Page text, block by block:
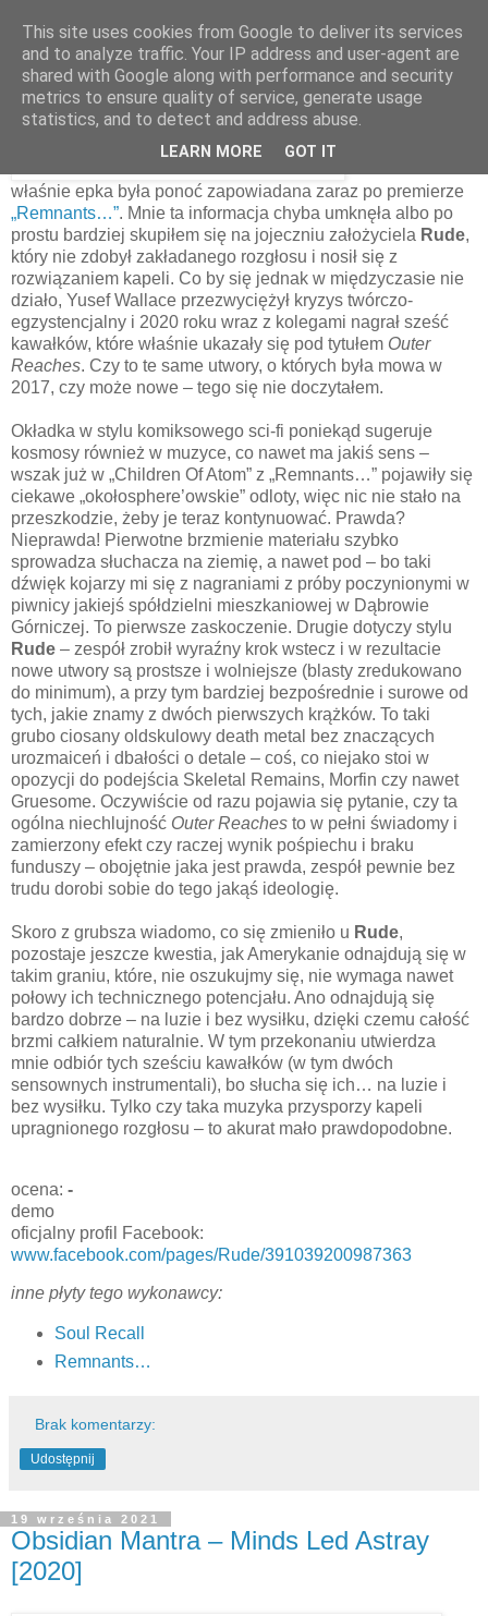
26 września 2021
Rude – Outer Reaches [2021]
właśnie epka była ponoć zapowiadana zaraz po premierze
„Remnants…”. Mnie ta informacja chyba umknęła albo po
prostu bardziej skupiłem się na jojeczniu założyciela Rude,
który nie zdobył zakładanego rozgłosu i nosił się z
rozwiązaniem kapeli. Co by się jednak w międzyczasie nie
działo, Yusef Wallace przezwyciężył kryzys twórczo-
egzystencjalny i 2020 roku wraz z kolegami nagrał sześć
kawałków, które właśnie ukazały się pod tytułem Outer
Reaches. Czy to te same utwory, o których była mowa w
2017, czy może nowe – tego się nie doczytałem.
Okładka w stylu komiksowego sci-fi poniekąd sugeruje
kosmosy również w muzyce, co nawet ma jakiś sens –
wszak już w „Children Of Atom” z „Remnants…” pojawiły się
ciekawe „okołosphere’owskie” odloty, więc nic nie stało na
przeszkodzie, żeby je teraz kontynuować. Prawda?
Nieprawda! Pierwotne brzmienie materiału szybko
sprowadza słuchacza na ziemię, a nawet pod – bo taki
dźwięk kojarzy mi się z nagraniami z próby poczynionymi w
piwnicy jakiejś spółdzielni mieszkaniowej w Dąbrowie
Górniczej. To pierwsze zaskoczenie. Drugie dotyczy stylu
Rude – zespół zrobił wyraźny krok wstecz i w rezultacie
nowe utwory są prostsze i wolniejsze (blasty zredukowano
do minimum), a przy tym bardziej bezpośrednie i surowe od
tych, jakie znamy z dwóch pierwszych krążków. To taki
grubo ciosany oldskulowy death metal bez znaczących
urozmaiceń i dbałości o detale – coś, co niejako stoi w
opozycji do podejścia Skeletal Remains, Morfin czy nawet
Gruesome. Oczywiście od razu pojawia się pytanie, czy ta
ogólna niechlujność Outer Reaches to w pełni świadomy i
zamierzony efekt czy raczej wynik pośpiechu i braku
funduszy – obojętnie jaka jest prawda, zespół pewnie bez
trudu dorobi sobie do tego jakąś ideologię.
Skoro z grubsza wiadomo, co się zmieniło u Rude,
pozostaje jeszcze kwestia, jak Amerykanie odnajdują się w
takim graniu, które, nie oszukujmy się, nie wymaga nawet
połowy ich technicznego potencjału. Ano odnajdują się
bardzo dobrze – na luzie i bez wysiłku, dzięki czemu całość
brzmi całkiem naturalnie. W tym przekonaniu utwierdza
mnie odbiór tych sześciu kawałków (w tym dwóch
sensownych instrumentali), bo słucha się ich… na luzie i
bez wysiłku. Tylko czy taka muzyka przysporzy kapeli
upragnionego rozgłosu – to akurat mało prawdopodobne.
ocena: -
demo
oficjalny profil Facebook:
www.facebook.com/pages/Rude/391039200987363
inne płyty tego wykonawcy:
Soul Recall
Remnants…
Brak komentarzy:
Udostępnij
19 września 2021
Obsidian Mantra – Minds Led Astray
[2020]
This site uses cookies from Google to deliver its services
and to analyze traffic. Your IP address and user-agent are
shared with Google along with performance and security
metrics to ensure quality of service, generate usage
statistics, and to detect and address abuse.
LEARN MORE GOT IT